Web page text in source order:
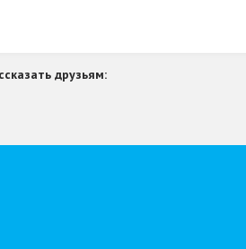
друзьям: